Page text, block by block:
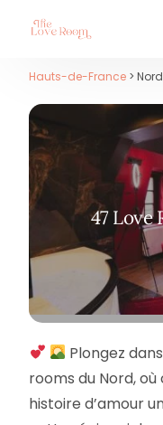
Hauts-de-France > Nord
47 Love
Plongez
rooms du Nord,
histoire d’amour